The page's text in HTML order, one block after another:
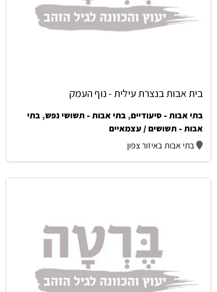
בית אבות בנצרת עילית - נוף העמק
בתי אבות - סיעודיים, בתי אבות - תשושי נפש, בתי
אבות - תשושים / עצמאיים
בתי אבות באיזור צפון